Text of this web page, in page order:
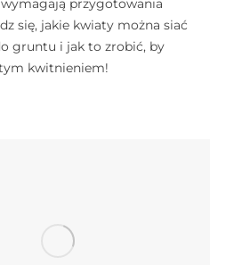
przygotowania
się, jakie kwiaty można siać
gruntu i jak to zrobić, by
kwitnieniem!